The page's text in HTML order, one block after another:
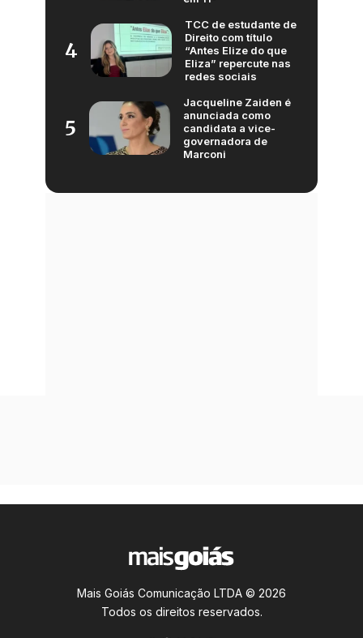
4
TCC de estudante de
Direito com título
“Antes Elize do que
Eliza” repercute nas
redes sociais
5
Jacqueline Zaiden é
anunciada como
candidata a vice-
governadora de
Marconi
Mais Goiás Comunicação LTDA © 2026
Todos os direitos reservados.